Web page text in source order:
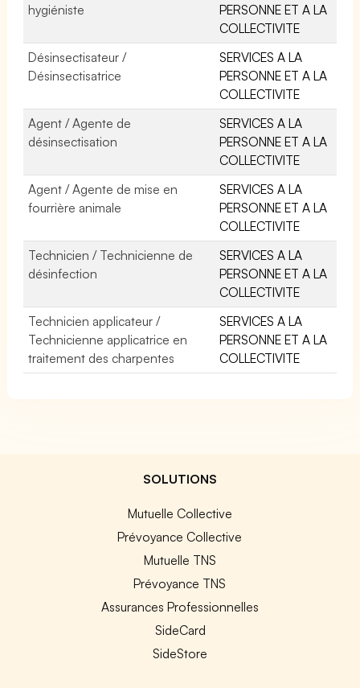
hygiéniste
PERSONNE ET A LA
COLLECTIVITE
Désinsectisateur /
Désinsectisatrice
SERVICES A LA
PERSONNE ET A LA
COLLECTIVITE
Agent / Agente de
désinsectisation
SERVICES A LA
PERSONNE ET A LA
COLLECTIVITE
Agent / Agente de mise en
fourrière animale
SERVICES A LA
PERSONNE ET A LA
COLLECTIVITE
Technicien / Technicienne de
désinfection
SERVICES A LA
PERSONNE ET A LA
COLLECTIVITE
Technicien applicateur /
Technicienne applicatrice en
traitement des charpentes
SERVICES A LA
PERSONNE ET A LA
COLLECTIVITE
SOLUTIONS
Mutuelle Collective
Prévoyance Collective
Mutuelle TNS
Prévoyance TNS
Assurances Professionnelles
SideCard
SideStore